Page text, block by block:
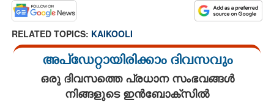
RELATED TOPICS: KAIKOOLI
അപ്ഡേറ്റായിരിക്കാം ദിവസവും
ഒരു ദിവസത്തെ പ്രധാന സംഭവങ്ങൾ
നിങ്ങളുടെ ഇൻബോക്സിൽ